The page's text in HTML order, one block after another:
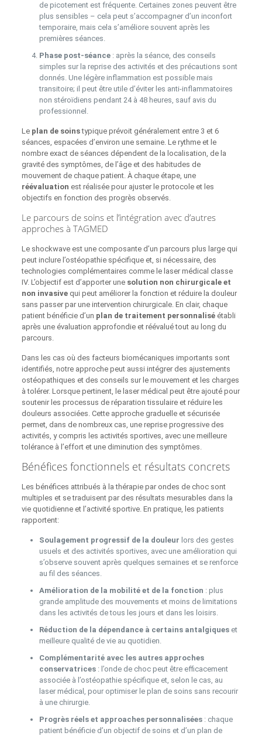
de picotement est fréquente. Certaines zones peuvent être
plus sensibles – cela peut s’accompagner d’un inconfort
temporaire, mais cela s’améliore souvent après les
premières séances.
Phase post‑séance: après la séance, des conseils
simples sur la reprise des activités et des précautions sont
donnés. Une légère inflammation est possible mais
transitoire; il peut être utile d’éviter les anti‑inflammatoires
non stéroïdiens pendant 24 à 48 heures, sauf avis du
professionnel.
Le plan de soinstypique prévoit généralement entre 3 et 6
séances, espacées d’environ une semaine. Le rythme et le
nombre exact de séances dépendent de la localisation, de la
gravité des symptômes, de l’âge et des habitudes de
mouvement de chaque patient. À chaque étape, une
réévaluation est réalisée pour ajuster le protocole et les
objectifs en fonction des progrès observés.
Le parcours de soins et l’intégration avec d’autres
approches à TAGMED
Le shockwave est une composante d’un parcours plus large qui
peut inclure l’ostéopathie spécifique et, si nécessaire, des
technologies complémentaires comme le laser médical classe
IV. L’objectif est d’apporter une solution non chirurgicale et
non invasivequi peut améliorer la fonction et réduire la douleur
sans passer par une intervention chirurgicale. En clair, chaque
patient bénéficie d’un plan de traitement personnaliséétabli
après une évaluation approfondie et réévalué tout au long du
parcours.
Dans les cas où des facteurs biomécaniques importants sont
identifiés, notre approche peut aussi intégrer des ajustements
ostéopathiques et des conseils sur le mouvement et les charges
à tolérer. Lorsque pertinent, le laser médical peut être ajouté pour
soutenir les processus de réparation tissulaire et réduire les
douleurs associées. Cette approche graduelle et sécurisée
permet, dans de nombreux cas, une reprise progressive des
activités, y compris les activités sportives, avec une meilleure
tolérance à l’effort et une diminution des symptômes.
Bénéfices fonctionnels et résultats concrets
Les bénéfices attribués à la thérapie par ondes de choc sont
multiples et se traduisent par des résultats mesurables dans la
vie quotidienne et l’activité sportive. En pratique, les patients
rapportent:
Soulagement progressif de la douleur lors des gestes
usuels et des activités sportives, avec une amélioration qui
s’observe souvent après quelques semaines et se renforce
au fil des séances.
Amélioration de la mobilité et de la fonction : plus
grande amplitude des mouvements et moins de limitations
dans les activités de tous les jours et dans les loisirs.
Réduction de la dépendance à certains antalgiqueset
meilleure qualité de vie au quotidien.
Complémentarité avec les autres approches
conservatrices: l’onde de choc peut être efficacement
associée à l’ostéopathie spécifique et, selon le cas, au
laser médical, pour optimiser le plan de soins sans recourir
à une chirurgie.
Progrès réels et approaches personnalisées: chaque
patient bénéficie d’un objectif de soins et d’un plan de